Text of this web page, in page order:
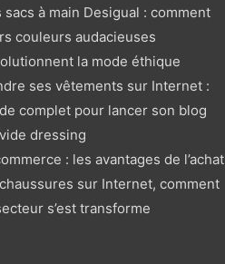
sacs à main Desigual : comment
couleurs audacieuses
la mode éthique
ses vêtements sur Internet :
complet pour lancer son blog
dressing
: les avantages de l’achat
sur Internet, comment
s’est transforme